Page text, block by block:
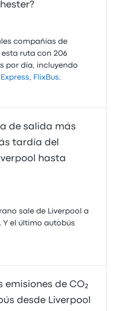
compañías de
ruta con 206
por día, incluyendo
, FlixBus.
de salida más
tardía del
hasta
sale de Liverpool a
Y el último autobús
emisiones de CO₂
desde Liverpool